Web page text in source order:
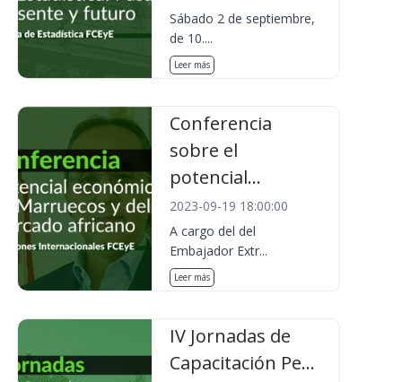
Sábado 2 de septiembre,
de 10....
Leer más
Conferencia
sobre el
potencial...
2023-09-19 18:00:00
A cargo del del
Embajador Extr...
Leer más
IV Jornadas de
Capacitación Pe...